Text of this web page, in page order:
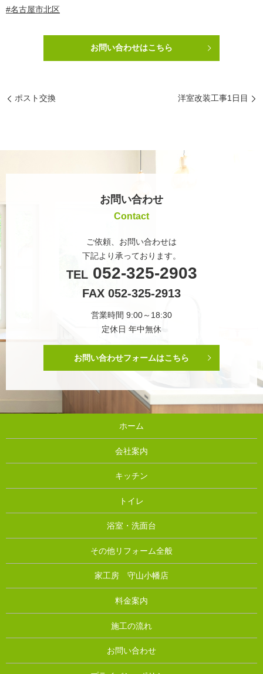
#名古屋市北区
お問い合わせはこちら
ポスト交換 洋室改装工事1日目
お問い合わせ
Contact
ご依頼、お問い合わせは
下記より承っております。
TEL052-325-2903
FAX 052-325-2913
営業時間 9:00～18:30
定休日 年中無休
お問い合わせフォームはこちら
ホーム
会社案内
キッチン
トイレ
浴室・洗面台
その他リフォーム全般
家工房 守山小幡店
料金案内
施工の流れ
お問い合わせ